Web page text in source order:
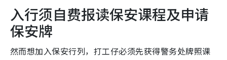
入行须自费报读保安课程及申请
保安牌
然而想加入保安行列，打工仔必须先获得警务处牌照课